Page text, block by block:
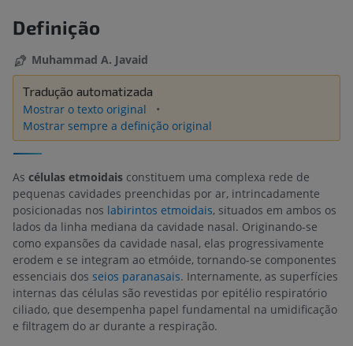
Definição
Muhammad A. Javaid
Tradução automatizada
Mostrar o texto original
Mostrar sempre a definição original
As células etmoidais constituem uma complexa rede de
pequenas cavidades preenchidas por ar, intrincadamente
posicionadas nos labirintos etmoidais, situados em ambos os
lados da linha mediana da cavidade nasal. Originando-se
como expansões da cavidade nasal, elas progressivamente
erodem e se integram ao etmóide, tornando-se componentes
essenciais dos seios paranasais. Internamente, as superfícies
internas das células são revestidas por epitélio respiratório
ciliado, que desempenha papel fundamental na umidificação
e filtragem do ar durante a respiração.